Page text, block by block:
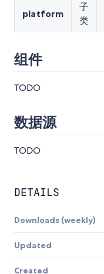
platform
子
类
组件
TODO
数据源
TODO
DETAILS
Downloads (weekly)
Updated
Created